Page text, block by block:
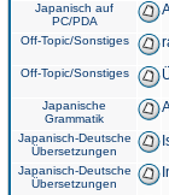
Japanisch auf
PC/PDA
Off-Topic/Sonstiges
Off-Topic/Sonstiges
Japanische
Grammatik
Japanisch-Deutsche
Übersetzungen
Japanisch-Deutsche
Übersetzungen